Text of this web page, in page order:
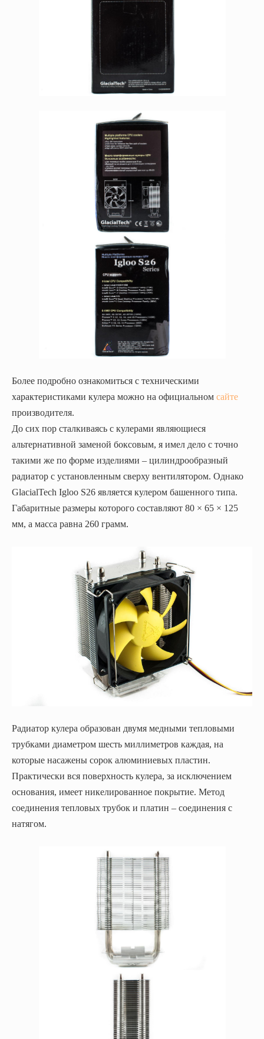
Более подробно ознакомиться с техническими
характеристиками кулера можно на официальном сайте
производителя.
До сих пор сталкиваясь с кулерами являющиеся
альтернативной заменой боксовым, я имел дело с точно
такими же по форме изделиями – цилиндрообразный
радиатор с установленным сверху вентилятором. Однако
GlacialTech Igloo S26 является кулером башенного типа.
Габаритные размеры которого составляют 80 × 65 × 125
мм, а масса равна 260 грамм.
Радиатор кулера образован двумя медными тепловыми
трубками диаметром шесть миллиметров каждая, на
которые насажены сорок алюминиевых пластин.
Практически вся поверхность кулера, за исключением
основания, имеет никелированное покрытие. Метод
соединения тепловых трубок и платин – соединения с
натягом.